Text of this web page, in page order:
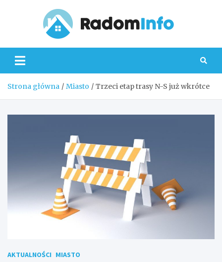
Strona główna Miasto Trzeci etap trasy N-S już wkrótce
AKTUALNOŚCI MIASTO